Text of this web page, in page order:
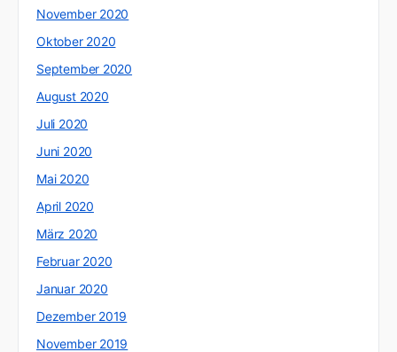
November 2020
Oktober 2020
September 2020
August 2020
Juli 2020
Juni 2020
Mai 2020
April 2020
März 2020
Februar 2020
Januar 2020
Dezember 2019
November 2019